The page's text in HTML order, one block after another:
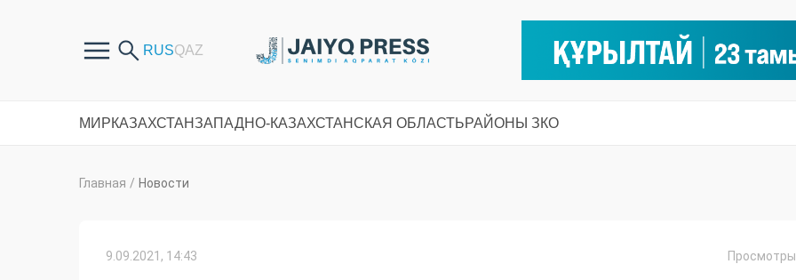
МИРКАЗАХСТАНЗАПАДНО-КАЗАХСТАНСКАЯ ОБЛАСТЬРАЙОНЫ ЗКО
Главная / Новости
9.09.2021, 14:43